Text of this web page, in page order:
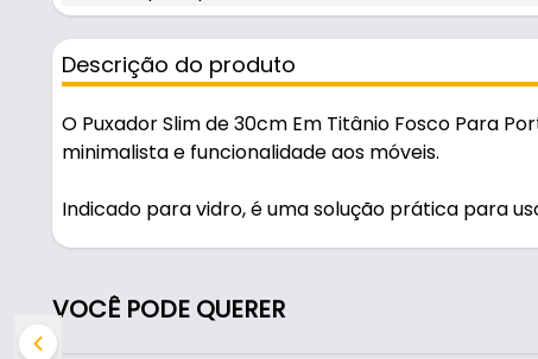
Descrição do produto
O Puxador Slim de 30cm Em Titânio Fosco Para
minimalista e funcionalidade aos móveis.
Indicado para vidro, é uma solução prática para
feita por autocolante - fita 3m.
VOCÊ PODE QUERER